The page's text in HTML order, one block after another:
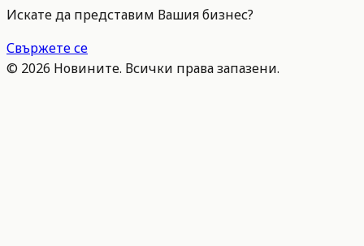
Искате да представим Вашия бизнес?
Свържете се
© 2026 Новините. Всички права запазени.